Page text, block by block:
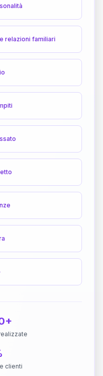
relazioni familiari
clienti